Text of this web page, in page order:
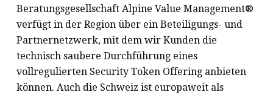
Beratungsgesellschaft Alpine Value Management®
verfügt in der Region über ein Beteiligungs- und
Partnernetzwerk, mit dem wir Kunden die
technisch saubere Durchführung eines
vollregulierten Security Token Offering anbieten
können. Auch die Schweiz ist europaweit als